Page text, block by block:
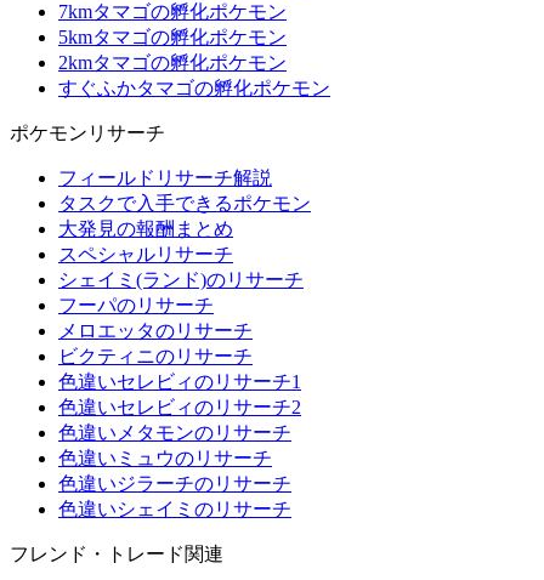
7kmタマゴの孵化ポケモン
5kmタマゴの孵化ポケモン
2kmタマゴの孵化ポケモン
すぐふかタマゴの孵化ポケモン
ポケモンリサーチ
フィールドリサーチ解説
タスクで入手できるポケモン
大発見の報酬まとめ
スペシャルリサーチ
シェイミ(ランド)のリサーチ
フーパのリサーチ
メロエッタのリサーチ
ビクティニのリサーチ
色違いセレビィのリサーチ1
色違いセレビィのリサーチ2
色違いメタモンのリサーチ
色違いミュウのリサーチ
色違いジラーチのリサーチ
色違いシェイミのリサーチ
フレンド・トレード関連